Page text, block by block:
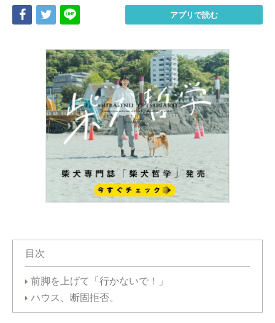
Share Tweet アプリで読む
目次
前脚を上げて「行かないで！」
ハウス、断固拒否。